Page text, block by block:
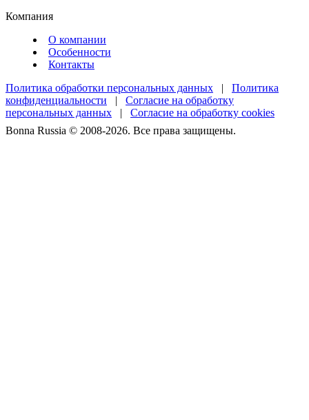
Компания
О компании
Особенности
Контакты
Политика обработки персональных данных | Политика
конфиденциальности | Согласие на обработку
персональных данных | Согласие на обработку cookies
Bonna Russia © 2008-2026. Все права защищены.